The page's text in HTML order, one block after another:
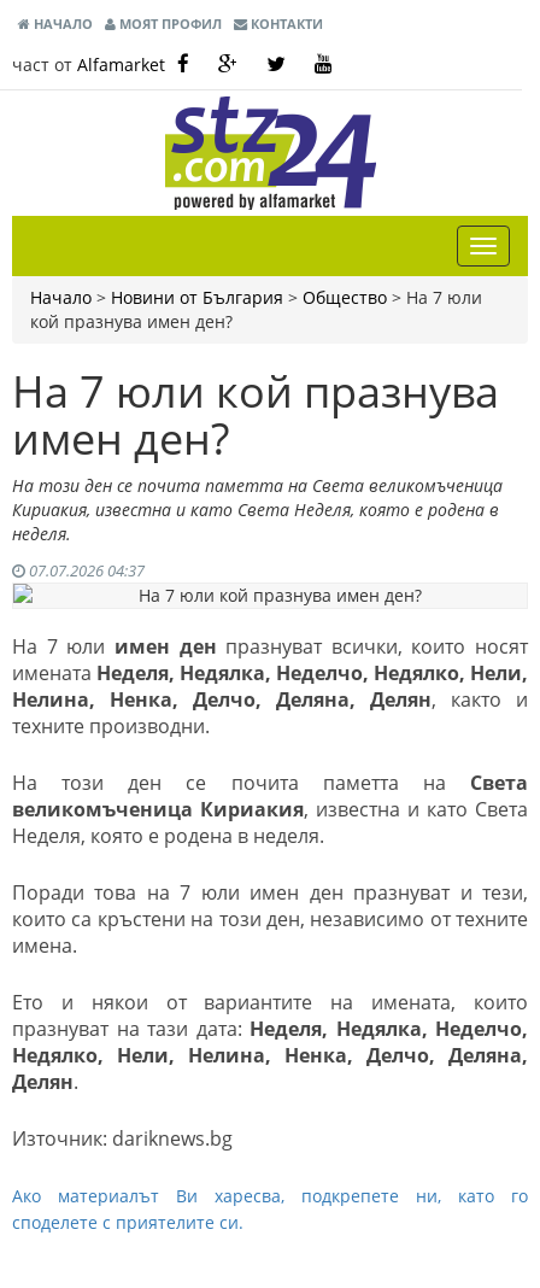
НАЧАЛО МОЯТ ПРОФИЛ КОНТАКТИ
част от Alfamarket
Начало > Новини от България > Общество > На 7 юли
кой празнува имен ден?
На 7 юли кой празнува
имен ден?
На този ден се почита паметта на Света великомъченица
Кириакия, известна и като Света Неделя, която е родена в
неделя.
07.07.2026 04:37
На 7 юли имен ден празнуват всички, които носят
имената Неделя, Недялка, Неделчо, Недялко, Нели,
Нелина, Ненка, Делчо, Деляна, Делян, както и
техните производни.
На този ден се почита паметта на Света
великомъченица Кириакия, известна и като Света
Неделя, която е родена в неделя.
Поради това на 7 юли имен ден празнуват и тези,
които са кръстени на този ден, независимо от техните
имена.
Ето и някои от вариантите на имената, които
празнуват на тази дата: Неделя, Недялка, Неделчо,
Недялко, Нели, Нелина, Ненка, Делчо, Деляна,
Делян.
Източник: dariknews.bg
Ако материалът Ви харесва, подкрепете ни, като го
споделете с приятелите си.